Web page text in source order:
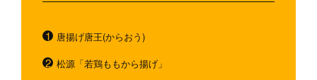
唐揚げ唐王(からおう)
松源「若鶏ももから揚げ」